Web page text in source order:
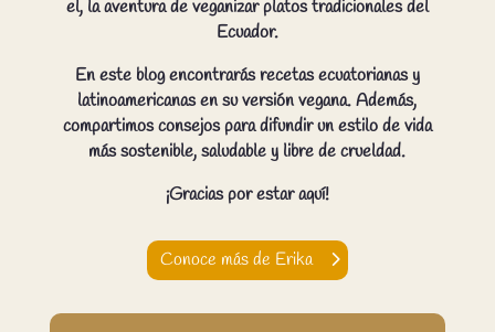
el, la aventura de veganizar platos tradicionales del
Ecuador.
En este blog encontrarás recetas ecuatorianas y
latinoamericanas en su versión vegana. Además,
compartimos consejos para difundir un estilo de vida
más sostenible, saludable y libre de crueldad.
¡Gracias por estar aquí!
Conoce más de Erika